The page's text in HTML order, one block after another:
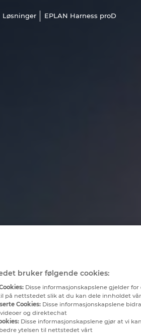
Løsninger EPLAN Harness proD
bruker følgende cookies:
Disse informasjonskapslene gjelder
på nettstedet slik at du kan dele innholdet
Cookies: Disse informasjonskapslene
og direktechat
Disse informasjonskapslene gjør at vi
ytelsen til nettstedet vårt